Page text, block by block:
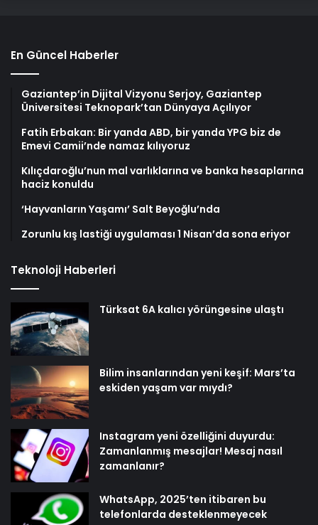
En Güncel Haberler
Gaziantep’in Dijital Vizyonu Serjoy, Gaziantep
Üniversitesi Teknopark’tan Dünyaya Açılıyor
Fatih Erbakan: Bir yanda ABD, bir yanda YPG biz de
Emevi Camii’nde namaz kılıyoruz
Kılıçdaroğlu’nun mal varlıklarına ve banka hesaplarına
haciz konuldu
‘Hayvanların Yaşamı’ Salt Beyoğlu’nda
Zorunlu kış lastiği uygulaması 1 Nisan’da sona eriyor
Teknoloji Haberleri
Türksat 6A kalıcı yörüngesine ulaştı
Bilim insanlarından yeni keşif: Mars’ta
eskiden yaşam var mıydı?
Instagram yeni özelliğini duyurdu:
Zamanlanmış mesajlar! Mesaj nasıl
zamanlanır?
WhatsApp, 2025’ten itibaren bu
telefonlarda desteklenmeyecek